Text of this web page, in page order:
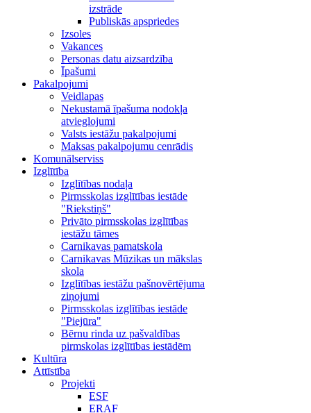
izstrāde
Publiskās apspriedes
Izsoles
Vakances
Personas datu aizsardzība
Īpašumi
Pakalpojumi
Veidlapas
Nekustamā īpašuma nodokļa
atvieglojumi
Valsts iestāžu pakalpojumi
Maksas pakalpojumu cenrādis
Komunālserviss
Izglītība
Izglītības nodaļa
Pirmsskolas izglītības iestāde
"Riekstiņš"
Privāto pirmsskolas izglītības
iestāžu tāmes
Carnikavas pamatskola
Carnikavas Mūzikas un mākslas
skola
Izglītības iestāžu pašnovērtējuma
ziņojumi
Pirmsskolas izglītības iestāde
"Piejūra"
Bērnu rinda uz pašvaldības
pirmskolas izglītības iestādēm
Kultūra
Attīstība
Projekti
ESF
ERAF